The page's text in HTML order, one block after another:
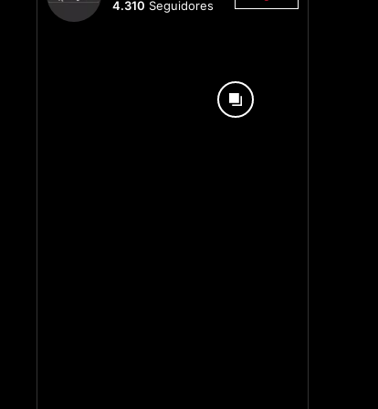
4.310 Seguidores